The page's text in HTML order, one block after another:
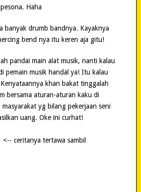
Haha
banyak drumb bandnya. Kayaknya
bend nya itu keren aja gitu!
pandai main alat musik, nanti kalau
pemain musik handal ya! Itu kalau
khan bakat tinggalah
bersama aturan-aturan kaku di
yg bilang pekerjaan seni
uang. Oke ini curhat!
<-- ceritanya tertawa sambil